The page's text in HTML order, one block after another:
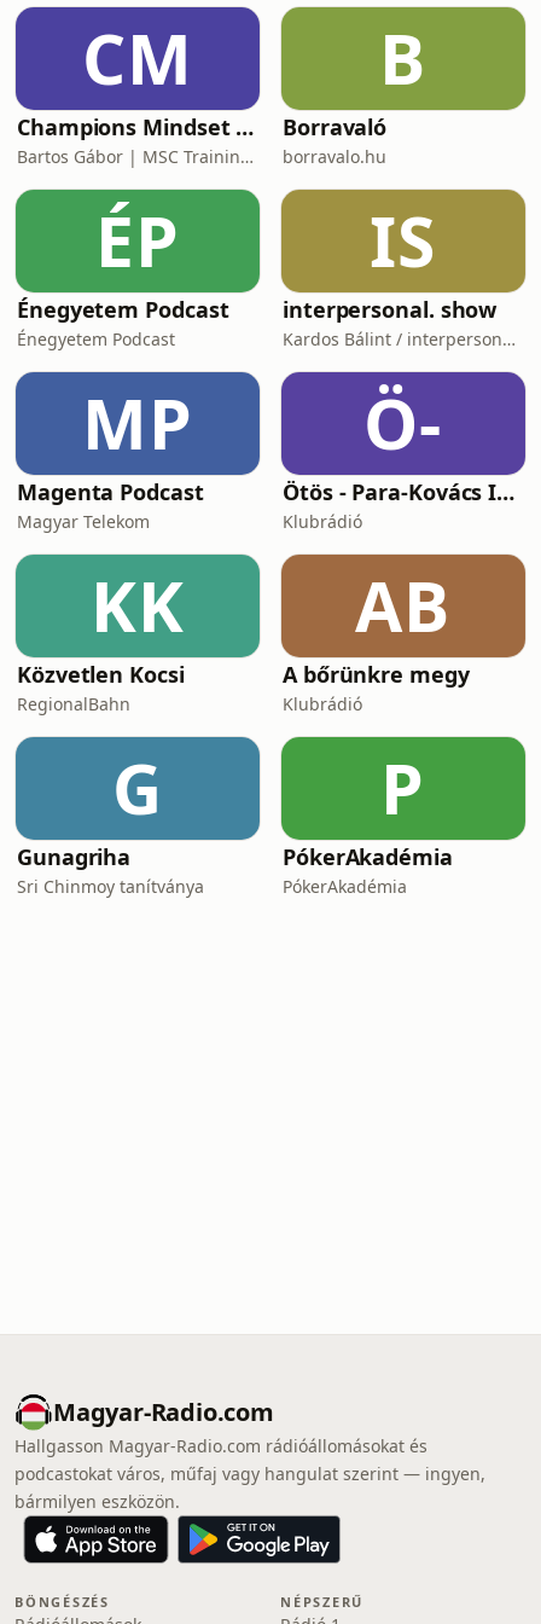
CM
Champions Mindset Podcast
Bartos Gábor | MSC Training Group
B
Borravaló
borravalo.hu
ÉP
Énegyetem Podcast
Énegyetem Podcast
IS
interpersonal. show
Kardos Bálint / interpersonal.host
MP
Magenta Podcast
Magyar Telekom
Ö-
Ötös - Para-Kovács Imrével
Klubrádió
KK
Közvetlen Kocsi
RegionalBahn
AB
A bőrünkre megy
Klubrádió
G
Gunagriha
Sri Chinmoy tanítványa
P
PókerAkadémia
PókerAkadémia
Magyar-Radio.com
Hallgasson Magyar-Radio.com rádióállomásokat és
podcastokat város, műfaj vagy hangulat szerint — ingyen,
bármilyen eszközön.
BÖNGÉSZÉS NÉPSZERŰ